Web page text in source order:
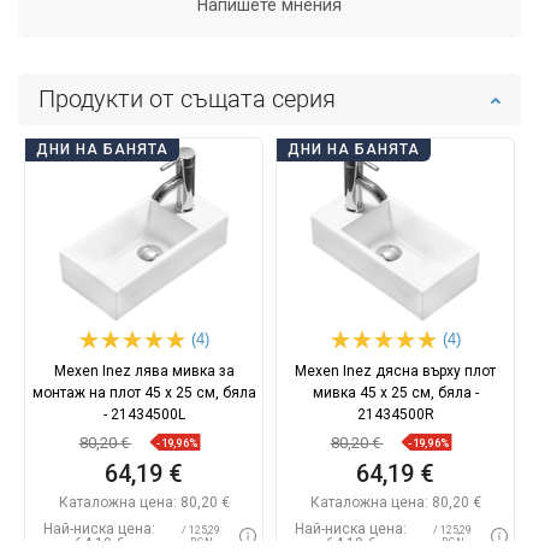
Напишете мнения
Продукти от същата серия
ДНИ НА БАНЯТА
(4)
Mexen Inez лява мивка за
монтаж на плот 45 x 25 см, бяла
- 21434500L
80,20 € -19,96%
64,19 €
Каталожна цена: 80,20 €
Най-ниска цена:
64,19 €
/ 125,29
BGN
ДНИ НА БАНЯТА
(4)
Mexen Inez дясна върху плот
мивка 45 x 25 см, бяла -
21434500R
80,20 € -19,96%
64,19 €
Каталожна цена: 80,20 €
Най-ниска цена:
64,19 €
/ 125,29
BGN